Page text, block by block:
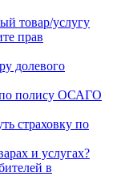
товар/услугу
прав
долевого
по полису ОСАГО
страховку по
и услугах?
в